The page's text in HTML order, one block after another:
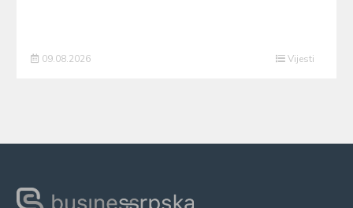
09.08.2026 Vijesti